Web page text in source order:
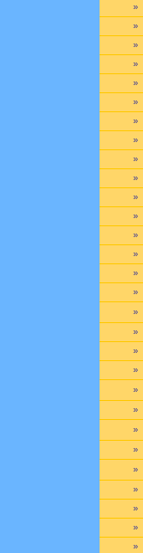
»
»
»
»
»
»
»
»
»
»
»
»
»
»
»
»
»
»
»
»
»
»
»
»
»
»
»
»
»